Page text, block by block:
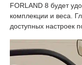
FORLAND 8 будет
комплекции и веса.
доступных настроек